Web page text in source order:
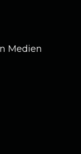
Medien